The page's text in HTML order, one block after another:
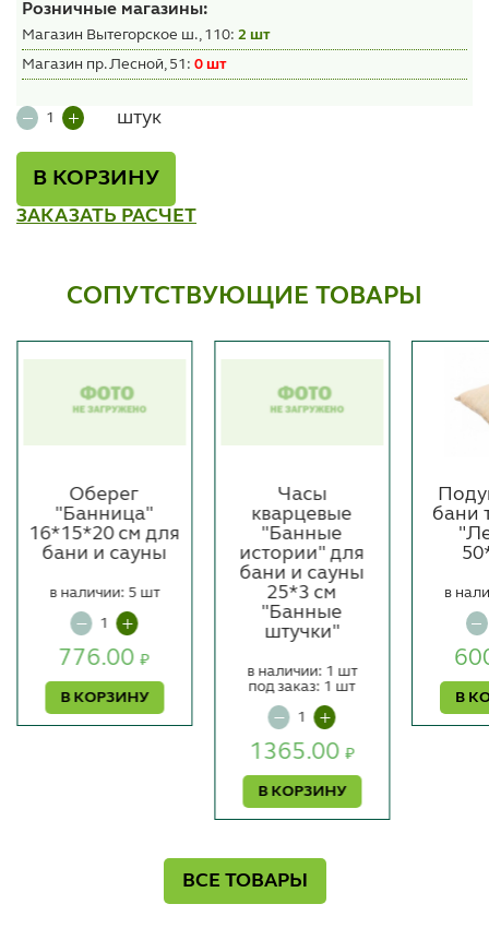
Розничные магазины:
Магазин Вытегорское ш., 110: 2 шт
Магазин пр. Лесной, 51: 0 шт
штук
В КОРЗИНУ
ЗАКАЗАТЬ РАСЧЕТ
СОПУТСТВУЮЩИЕ ТОВАРЫ
Оберег
"Банница"
16*15*20 см для
бани и сауны
776.00₽
В КОРЗИНУ
в наличии: 5 шт
Часы
кварцевые
"Банные
истории" для
бани и сауны
25*3 см
"Банные
штучки"
1365.00₽
В КОРЗИНУ
в наличии: 1 шт
под заказ: 1 шт
бани
В
в
ВСЕ ТОВАРЫ